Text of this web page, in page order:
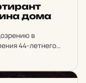
дома
в
44-летнего
часть
житель в